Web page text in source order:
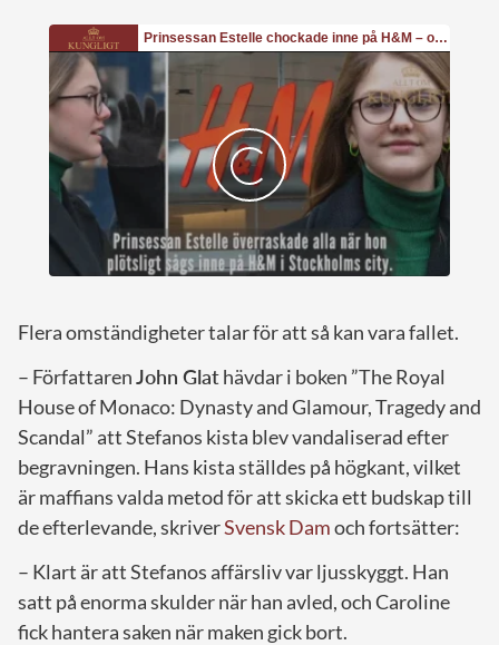
Flera omständigheter talar för att så kan vara fallet.
– FörfattarenJohn Glathävdar i boken ”The Royal
House of Monaco: Dynasty and Glamour, Tragedy and
Scandal” att Stefanos kista blev vandaliserad efter
begravningen. Hans kista ställdes på högkant, vilket
är maffians valda metod för att skicka ett budskap till
de efterlevande, skriverSvensk Damoch fortsätter:
– Klart är att Stefanos affärsliv var ljusskyggt. Han
satt på enorma skulder när han avled, och Caroline
fick hantera saken när maken gick bort.